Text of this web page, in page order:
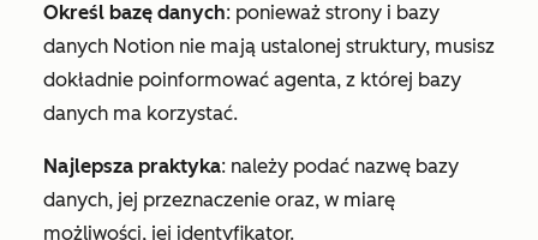
Określ bazę danych: ponieważ strony i bazy
danych Notion nie mają ustalonej struktury, musisz
dokładnie poinformować agenta, z której bazy
danych ma korzystać.
Najlepsza praktyka: należy podać nazwę bazy
danych, jej przeznaczenie oraz, w miarę
możliwości, jej identyfikator.